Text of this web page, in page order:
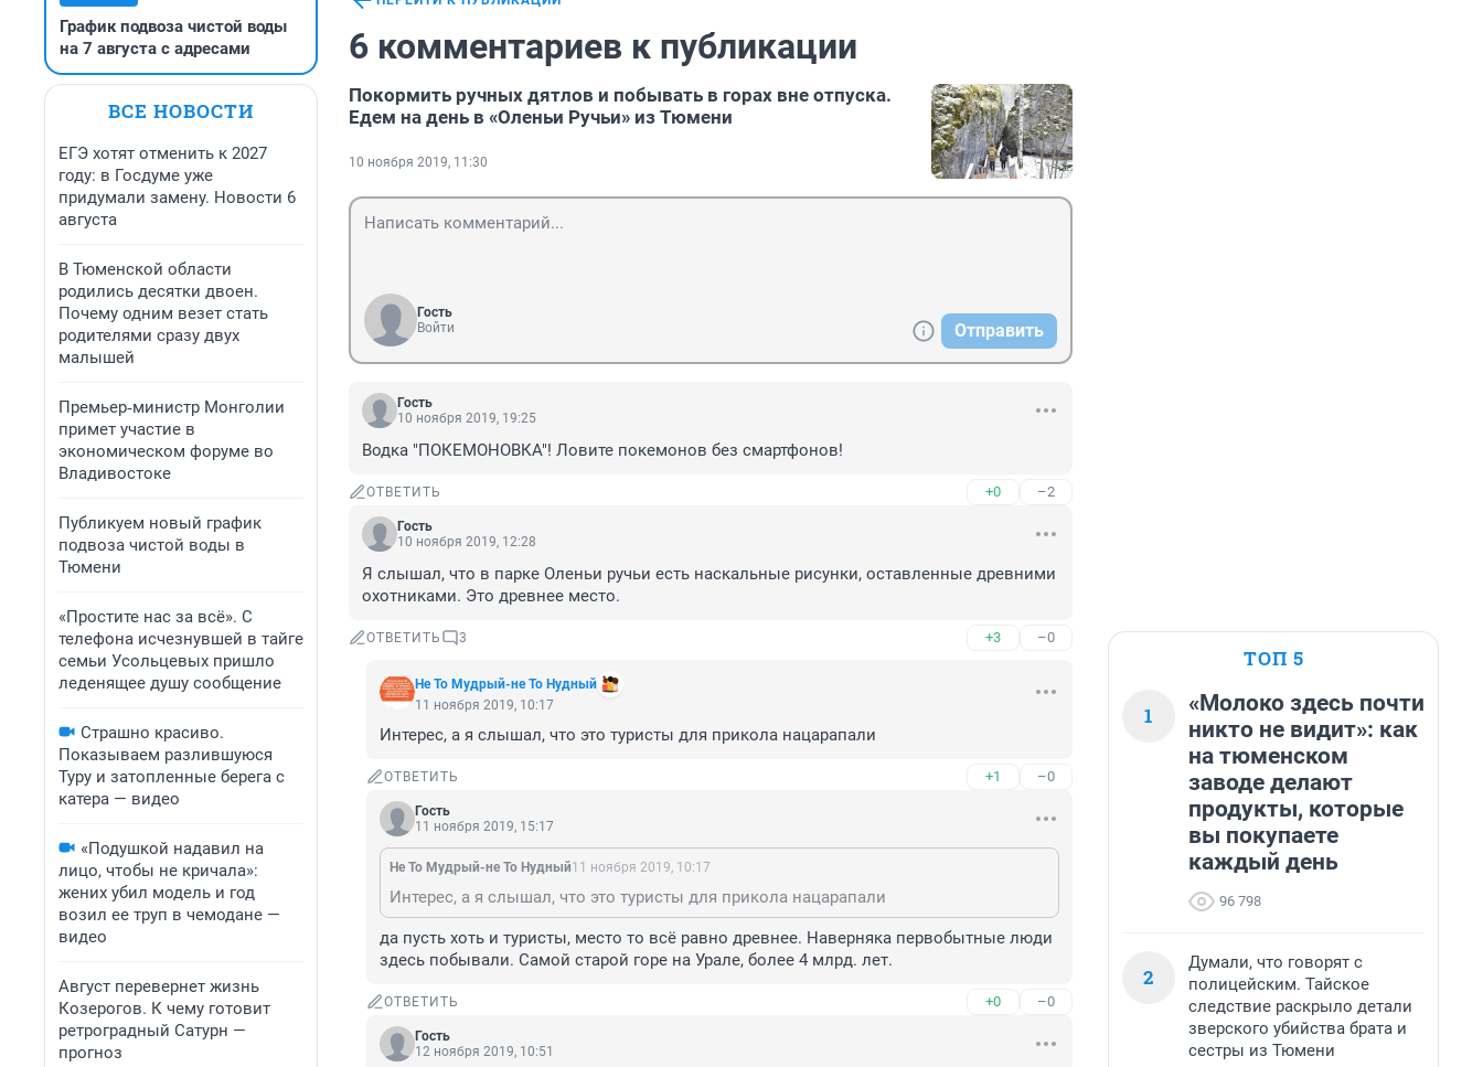
График подвоза чистой воды
на 7 августа с адресами
ВСЕ НОВОСТИ
ЕГЭ хотят отменить к 2027
году: в Госдуме уже
придумали замену. Новости 6
августа
В Тюменской области
родились десятки двоен.
Почему одним везет стать
родителями сразу двух
малышей
Премьер‑министр Монголии
примет участие в
экономическом форуме во
Владивостоке
Публикуем новый график
подвоза чистой воды в
Тюмени
«Простите нас за всё». С
телефона исчезнувшей в тайге
семьи Усольцевых пришло
леденящее душу сообщение
Страшно красиво.
Показываем разлившуюся
Туру и затопленные берега с
катера — видео
«Подушкой надавил на
лицо, чтобы не кричала»:
жених убил модель и год
возил ее труп в чемодане —
видео
Август перевернет жизнь
Козерогов. К чему готовит
ретроградный Сатурн —
прогноз
6 комментариев к публикации
Покормить ручных дятлов и побывать в горах вне отпуска.
Едем на день в «Оленьи Ручьи» из Тюмени
10 ноября 2019, 11:30
Гость
Войти
Отправить
Гость
10 ноября 2019, 19:25
Водка "ПОКЕМОНОВКА"! Ловите покемонов без смартфонов!
ОТВЕТИТЬ +0 –2
Гость
10 ноября 2019, 12:28
Я слышал, что в парке Оленьи ручьи есть наскальные рисунки, оставленные древними
охотниками. Это древнее место.
ОТВЕТИТЬ 3 +3 –0
Не То Мудрый-не То Нудный
11 ноября 2019, 10:17
Интерес, а я слышал, что это туристы для прикола нацарапали
ОТВЕТИТЬ +1 –0
Гость
11 ноября 2019, 15:17
Не То Мудрый-не То Нудный11 ноября 2019, 10:17
Интерес, а я слышал, что это туристы для прикола нацарапали
да пусть хоть и туристы, место то всё равно древнее. Наверняка первобытные люди
здесь побывали. Самой старой горе на Урале, более 4 млрд. лет.
ОТВЕТИТЬ +0 –0
Гость
12 ноября 2019, 10:51
ТОП 5
1
«Молоко здесь почти
никто не видит»: как
на тюменском
заводе делают
продукты, которые
вы покупаете
каждый день
96 798
2
Думали, что говорят с
полицейским. Тайское
следствие раскрыло детали
зверского убийства брата и
сестры из Тюмени